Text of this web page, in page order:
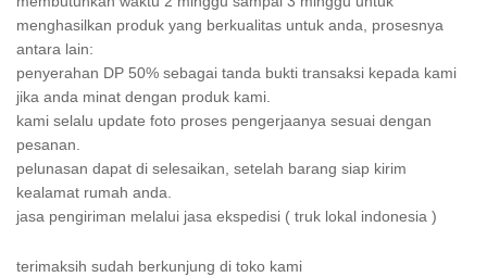
menghasilkan produk yang berkualitas untuk anda, prosesnya
antara lain:
penyerahan DP 50% sebagai tanda bukti transaksi kepada kami
jika anda minat dengan produk kami.
kami selalu update foto proses pengerjaanya sesuai dengan
pesanan.
pelunasan dapat di selesaikan, setelah barang siap kirim
kealamat rumah anda.
jasa pengiriman melalui jasa ekspedisi ( truk lokal indonesia )
terimaksih sudah berkunjung di toko kami